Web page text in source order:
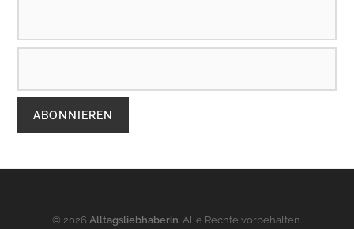
© 2026 Alltagsliebhaberin. Alle Rechte vorbehalten.